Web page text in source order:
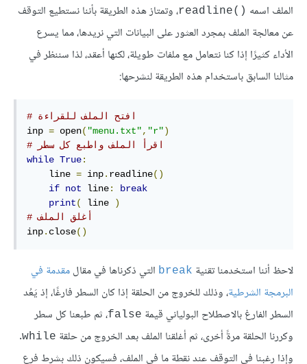
الملف اسمه readline()‎، وتمتاز هذه الطريقة بأننا نستطيع التوقف
عن معالجة الملف بمجرد العثور على البيانات التي نريدها، مما يسرع
الأداء كثيرًا إذا كنا نتعامل مع ملفات طويلة، لكنها أعقد، لذا سننظر في
مثالنا السابق باستخدام هذه الطريقة لنشرحها:
# افتح الملف للقراءة
inp = open( "menu.txt", "r")
# اقرأ الملف واطبع كل سطر
while True:
    line
= inp. readline()
if not line:
break
print( line
)
# أغلق الملف
inp. close()
لاحظ أننا استخدمنا تقنية break التي ذكرناها في مقالمقدمة في
البرمجة الشرطية، وذلك للخروج من الحلقة إذا كان السطر فارغًا، إذ يَعُد
السطر الفارغ بالاصطلاح البولياني قيمة false، ثم طبعنا كل سطر
وكررنا الحلقة مرةً أخرى، ثم أغلقنا الملف بعد الخروج من حلقة while
.
وإذا رغبنا في التوقف عند نقطة ما في الملف، فسيكون ذلك بشرط فرع